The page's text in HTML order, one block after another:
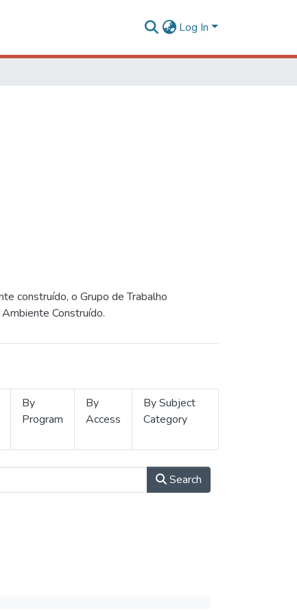
Log In
construído, o Grupo de Trabalho
Construído.
By
Program
By
Access
By Subject
Category
Search